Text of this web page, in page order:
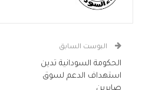
البوست السابق
الحكومة السودانية تدين
استهداف الدعم لسوق